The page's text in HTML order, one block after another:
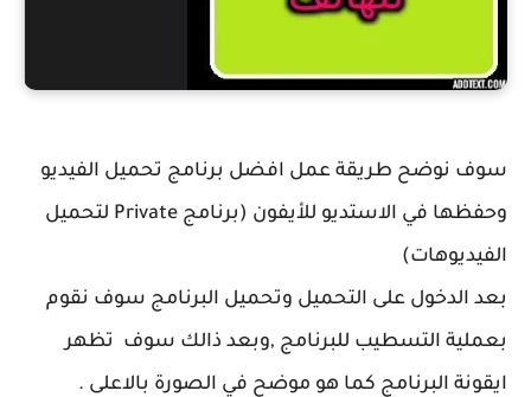
سوف نوضح طريقة عمل افضل برنامج تحميل الفيديو
وحفظها في الاستديو للأيفون (برنامج Private لتحميل
الفيديوهات)
بعد الدخول على التحميل وتحميل البرنامج سوف نقوم
بعملية التسطيب للبرنامج ,وبعد ذالك سوف تظهر
ايقونة البرنامج كما هو موضح في الصورة بالاعلى .